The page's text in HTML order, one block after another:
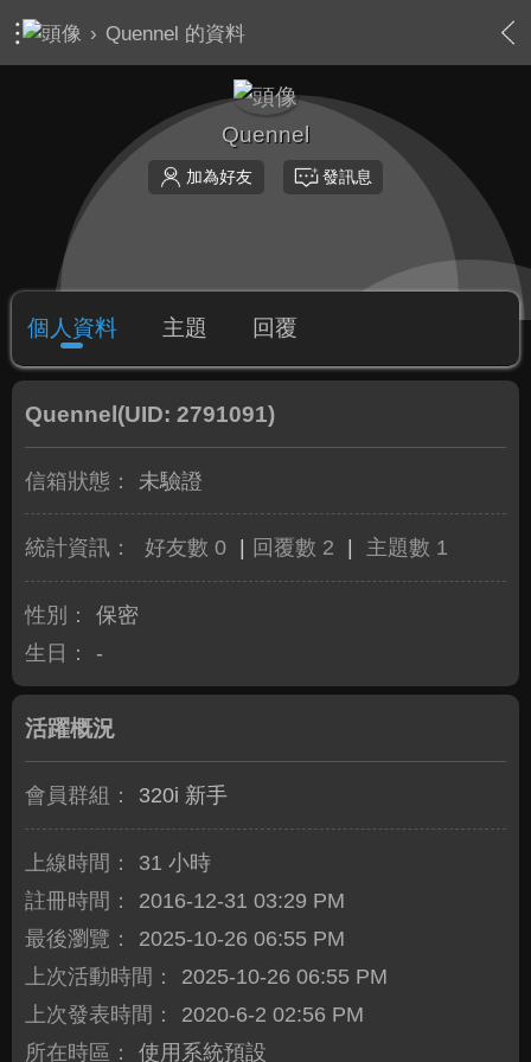
› Quennel 的資料
Quennel
加為好友 發訊息
個人資料 主題 回覆
Quennel (UID: 2791091)
信箱狀態： 未驗證
統計資訊： 好友數 0 回覆數 2 主題數 1
性別：
保密
生日：
-
活躍概況
會員群組： 320i 新手
上線時間：
31 小時
註冊時間：
2016-12-31 03:29 PM
最後瀏覽：
2025-10-26 06:55 PM
上次活動時間：
2025-10-26 06:55 PM
上次發表時間：
2020-6-2 02:56 PM
所在時區：
使用系統預設